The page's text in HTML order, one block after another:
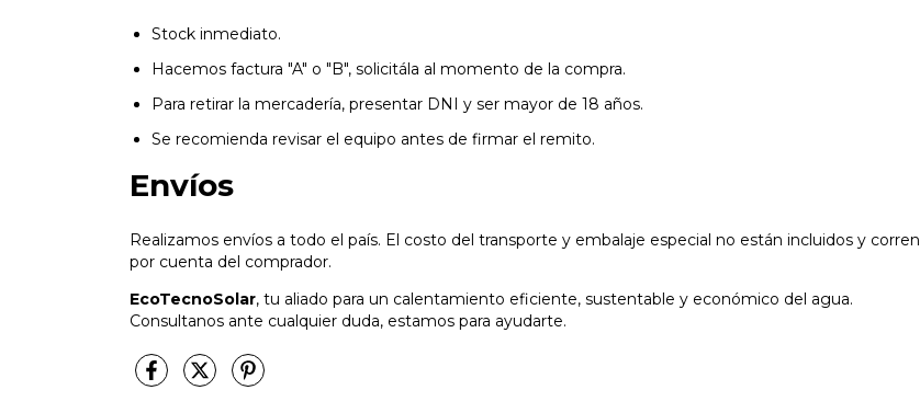
Stock inmediato.
Hacemos factura "A" o "B", solicitála al momento de la compra.
Para retirar la mercadería, presentar DNI y ser mayor de 18 años.
Se recomienda revisar el equipo antes de firmar el remito.
Envíos
Realizamos envíos a todo el país. El costo del transporte y embalaje especial no están incluidos y corren
por cuenta del comprador.
EcoTecnoSolar, tu aliado para un calentamiento eficiente, sustentable y económico del agua.
Consultanos ante cualquier duda, estamos para ayudarte.